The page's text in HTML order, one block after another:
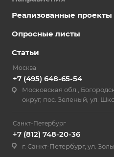
Реализованные проекты
Опросные листы
Статьи
Москва
+7 (495) 648-65-54
Московская обл.,
округ, пос. Зеленый, ул.
Санкт-Петербург
+7 (812) 748-20-36
г. Санкт-Петербург, ул.